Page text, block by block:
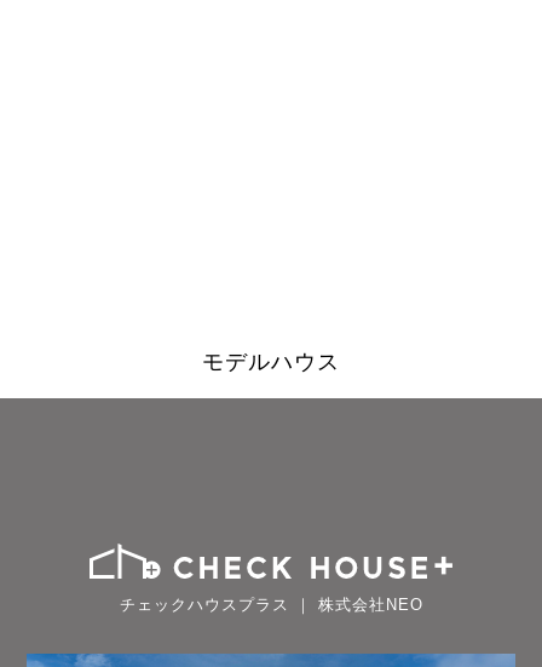
モデルハウス
チェックハウスプラス ｜ 株式会社NEO